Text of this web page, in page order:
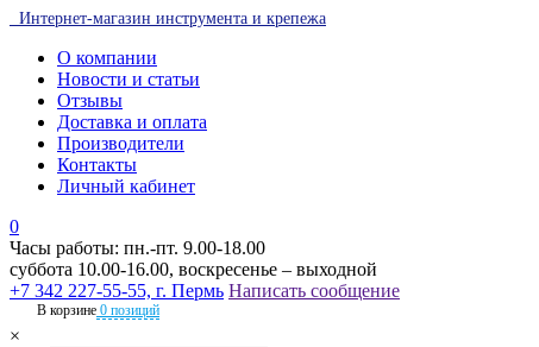
Интернет-магазин инструмента и крепежа
О компании
Новости и статьи
Отзывы
Доставка и оплата
Производители
Контакты
Личный кабинет
0
Часы работы: пн.-пт. 9.00-18.00
суббота 10.00-16.00, воскресенье – выходной
+7 342 227-55-55, г. Пермь Написать сообщение
В корзине 0 позиций
×